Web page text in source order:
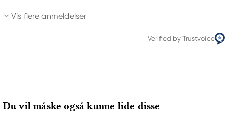
Vis flere anmeldelser
Verified by Trustvoice
Du vil måske også kunne lide disse